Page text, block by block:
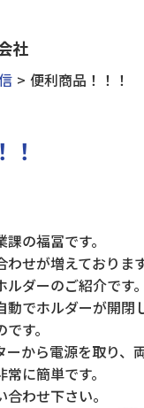
社
便利商品！！！
の福冨です。
わせが増えておりま
ダーのご紹介です。
動でホルダーが開閉
す。
から電源を取り、
に簡単です。
わせ下さい。